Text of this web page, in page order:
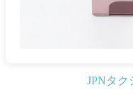
JPNタク